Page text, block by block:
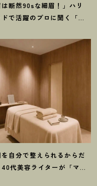
は断然90sな細眉 ！ 」ハリ
ドで活躍のプロに聞く「本
選
自分で整えられるからだ
代美容ライターが「マイ